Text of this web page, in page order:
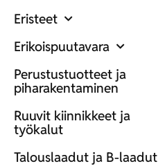
Eristeet
Erikoispuutavara
Perustustuotteet ja
piharakentaminen
Ruuvit kiinnikkeet ja
työkalut
Talouslaadut ja B-laadut